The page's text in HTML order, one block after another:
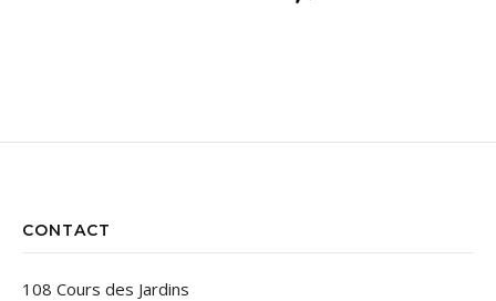
CONTACT
108 Cours des Jardins